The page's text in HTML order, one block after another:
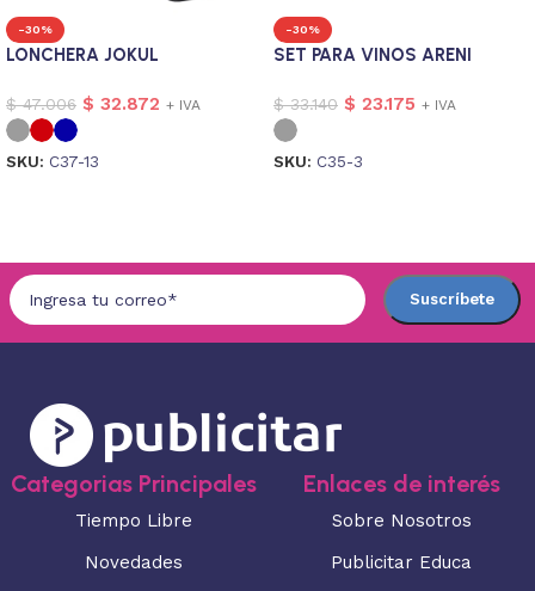
-30%
LONCHERA JOKUL
$47.006 $ 32.872 + IVA
SKU: C37-13
-30%
SET PARA VINOS ARENI
$33.140 $ 23.175 + IVA
SKU: C35-3
Categorias Principales
Tiempo Libre
Novedades
Enlaces de interés
Sobre Nosotros
Publicitar Educa